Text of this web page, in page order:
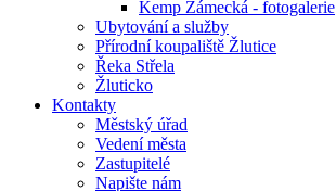
Kemp Zámecká - fotogalerie
Ubytování a služby
Přírodní koupaliště Žlutice
Řeka Střela
Žluticko
Kontakty
Městský úřad
Vedení města
Zastupitelé
Napište nám